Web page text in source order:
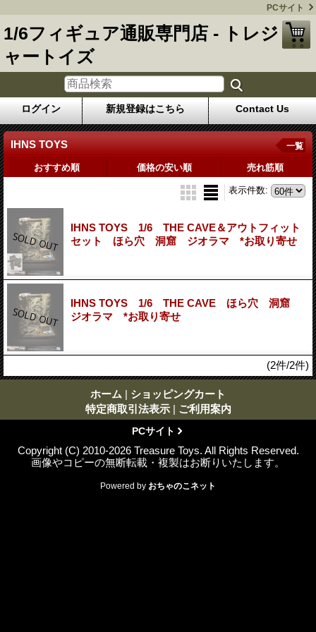
PCサイト
1/6フィギュア通販専門店 - トレジ
ャートイズ
ログイン 新規登録はこちら Contact Us
IHNS TOYS 一覧
おすすめ順 価格の安い順 売れ筋順
表示件数:
IHNS TOYS 1/6 THE CAVE＆アウトフィット
セット ほら穴 洞窟 ジオラマ *お取り寄せ
IHNS TOYS 1/6 THE CAVE ほら穴 洞窟
ジオラマ *お取り寄せ
(2件/2件)
ホーム | ショッピングカート
特定商取引法表示 | ご利用案内
PCサイト
Copyright (C) 2010-2026 Treasure Toys. All Rights Reserved.
画像やコピーの無断転載・複製はお断りいたします。
Powered by おちゃのこネット